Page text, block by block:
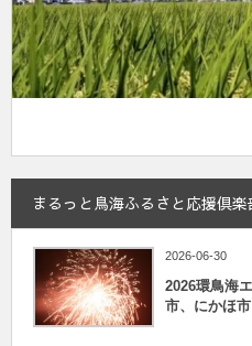
まるっと鳥海ふるさと応援倶楽
2026-06-30
2026環鳥海
市、にかほ市